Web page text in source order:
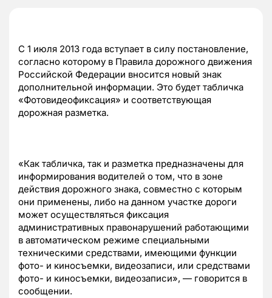
С 1 июля 2013 года вступает в силу постановление,
согласно которому в Правила дорожного движения
Российской Федерации вносится новый знак
дополнительной информации. Это будет табличка
«Фотовидеофиксация» и соответствующая
дорожная разметка.
«Как табличка, так и разметка предназначены для
информирования водителей о том, что в зоне
действия дорожного знака, совместно с которым
они применены, либо на данном участке дороги
может осуществляться фиксация
административных правонарушений работающими
в автоматическом режиме специальными
техническими средствами, имеющими функции
фото- и киносъемки, видеозаписи, или средствами
фото- и киносъемки, видеозаписи», — говорится в
сообщении.